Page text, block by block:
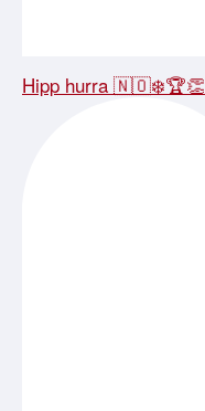
Hipp hurra 🇳🇴❄️🏆👏